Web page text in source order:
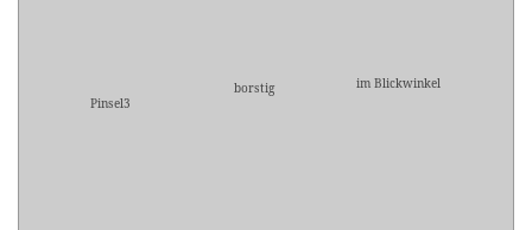
Pinsel3
borstig im Blickwinkel